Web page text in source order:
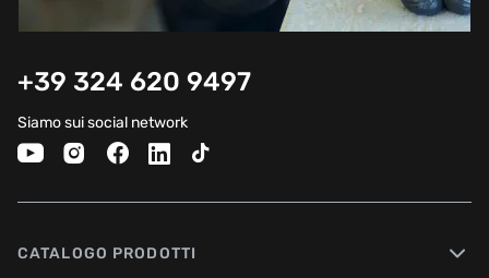
+39 324 620 9497
Siamo sui social network
CATALOGO PRODOTTI